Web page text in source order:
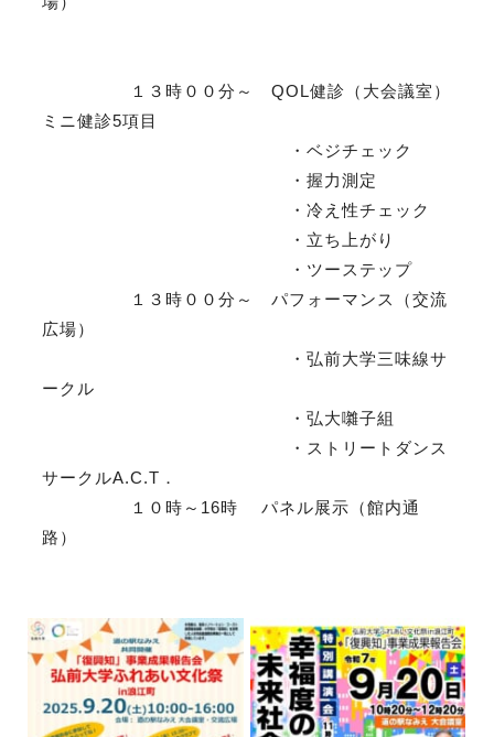
１３時００分～ QOL健診（大会議室）
ミニ健診5項目
・ベジチェック
・握力測定
・冷え性チェック
・立ち上がり
・ツーステップ
１３時００分～ パフォーマンス（交流
広場）
・弘前大学三味線サ
ークル
・弘大囃子組
・ストリートダンス
サークルA.C.T．
１０時～16時 パネル展示（館内通
路）